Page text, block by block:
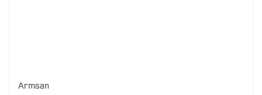
Armsan